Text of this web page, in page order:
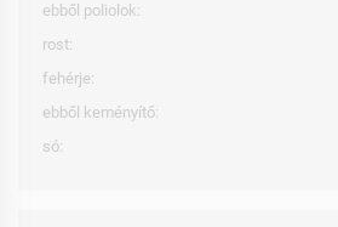
ebből poliolok:
rost:
fehérje:
ebből keményítő:
só: